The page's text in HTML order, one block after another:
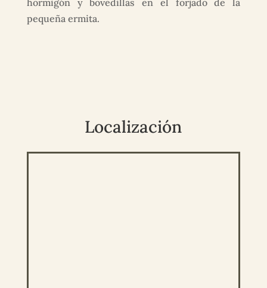
hormigón y bovedillas en el forjado de la
pequeña ermita.
Localización